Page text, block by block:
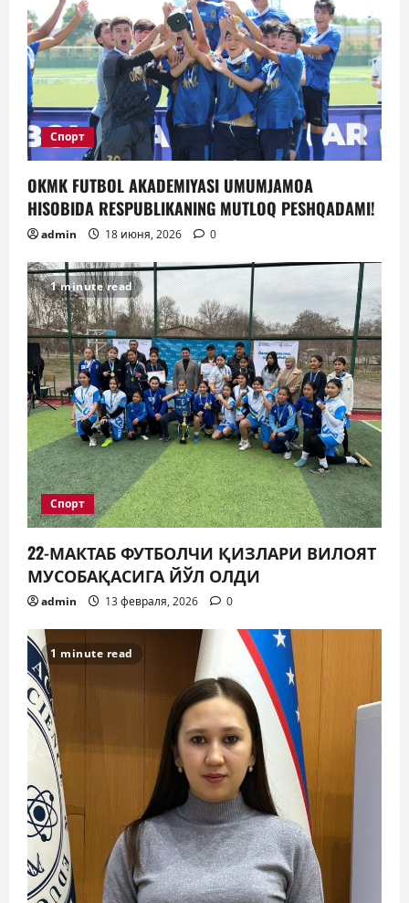
п
о
з
а
п
и
с
я
м
Спорт
OKMK FUTBOL AKADEMIYASI UMUMJAMOA
HISOBIDA RESPUBLIKANING MUTLOQ PESHQADAMI!
admin 18 июня, 2026 0
1 minute read
Спорт
22-МАКТАБ ФУТБОЛЧИ ҚИЗЛАРИ ВИЛОЯТ
МУСОБАҚАСИГА ЙЎЛ ОЛДИ
admin 13 февраля, 2026 0
1 minute read